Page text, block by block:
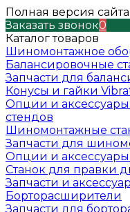
Полная версия сайта
Заказать звонок0
Каталог товаров
Шиномонтажное
Балансировочные
Запчасти для
Конусы и гайки
Опции и
стендов
Шиномонтажные
Запчасти для
Опции и
Станок для правки
Запчасти и
Борторасширители
Запчасти для